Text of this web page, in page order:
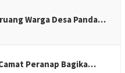
Warga Desa Panda…
Peranap Bagika…